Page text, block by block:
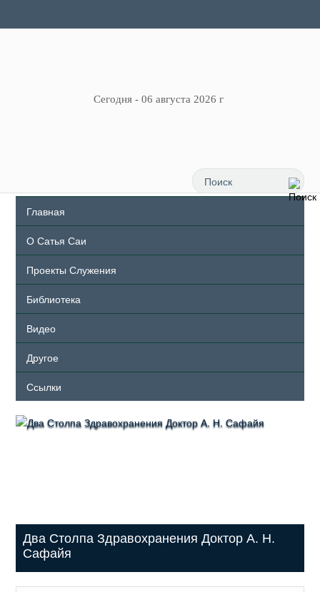
Сегодня - 06 августа 2026 г
Главная
О Сатья Саи
Проекты Служения
Библиотека
Видео
Другое
Ссылки
Два Столпа Здравохранения Доктор А. Н.
Сафайя